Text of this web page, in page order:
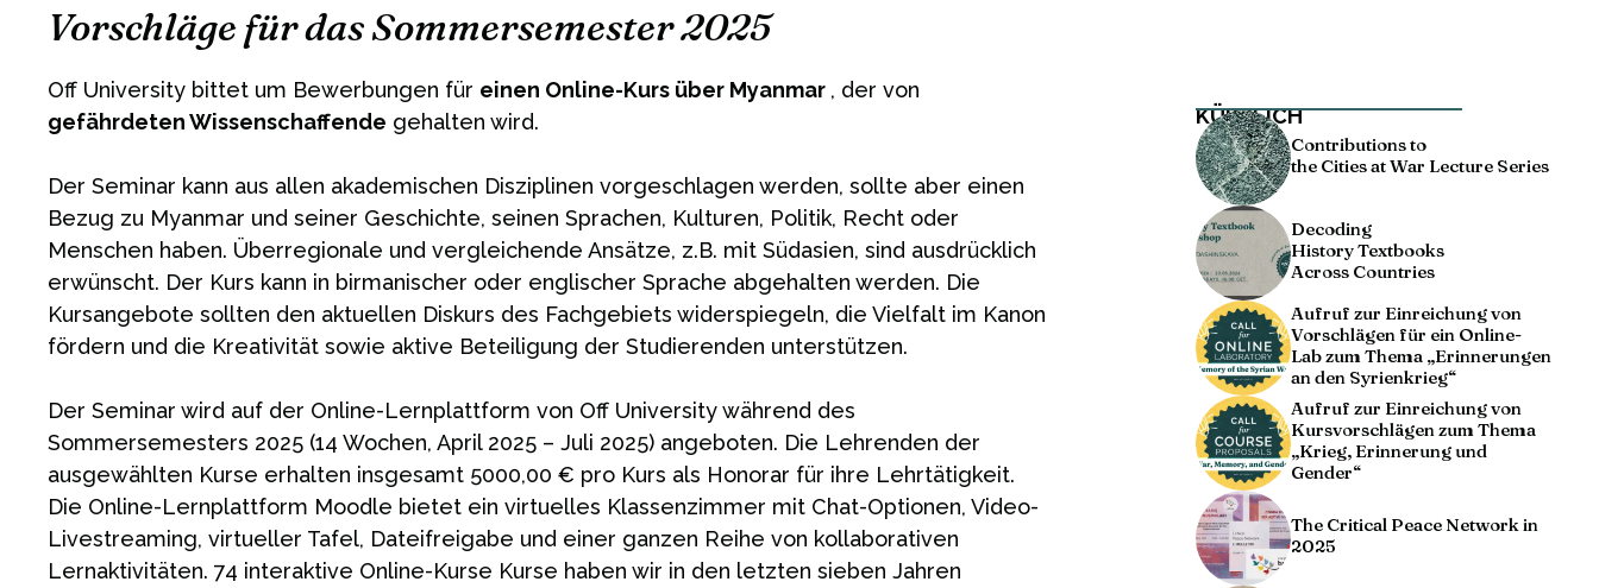
Vorschläge für das Sommersemester 2025
Off University bittet um Bewerbungen für einen Online-Kurs über Myanmar , der von
gefährdeten Wissenschaffende gehalten wird.
Der Seminar kann aus allen akademischen Disziplinen vorgeschlagen werden, sollte aber einen
Bezug zu Myanmar und seiner Geschichte, seinen Sprachen, Kulturen, Politik, Recht oder
Menschen haben. Überregionale und vergleichende Ansätze, z.B. mit Südasien, sind ausdrücklich
erwünscht. Der Kurs kann in birmanischer oder englischer Sprache abgehalten werden. Die
Kursangebote sollten den aktuellen Diskurs des Fachgebiets widerspiegeln, die Vielfalt im Kanon
fördern und die Kreativität sowie aktive Beteiligung der Studierenden unterstützen.
Der Seminar wird auf der Online-Lernplattform von Off University während des
Sommersemesters 2025 (14 Wochen, April 2025 – Juli 2025) angeboten. Die Lehrenden der
ausgewählten Kurse erhalten insgesamt 5000,00 € pro Kurs als Honorar für ihre Lehrtätigkeit.
Die Online-Lernplattform Moodle bietet ein virtuelles Klassenzimmer mit Chat-Optionen, Video-
Livestreaming, virtueller Tafel, Dateifreigabe und einer ganzen Reihe von kollaborativen
Lernaktivitäten. 74 interaktive Online-Kurse Kurse haben wir in den letzten sieben Jahren
KÜRZLICH
Contributions to
the Cities at War Lecture Series
Decoding
History Textbooks
Across Countries
Aufruf zur Einreichung von
Vorschlägen für ein Online-
Lab zum Thema „Erinnerungen
an den Syrienkrieg“
Aufruf zur Einreichung von
Kursvorschlägen zum Thema
„Krieg, Erinnerung und
Gender“
The Critical Peace Network in
2025